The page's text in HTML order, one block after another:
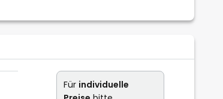
Für individuelle